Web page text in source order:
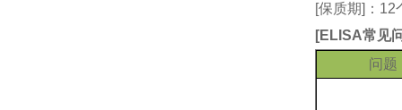
[保质期]：
[ELISA常见
问题